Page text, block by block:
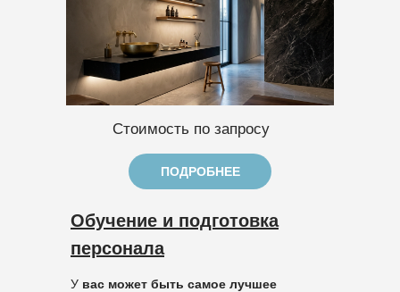
Стоимость по запросу
ПОДРОБНЕЕ
Обучение и подготовка
персонала
У вас может быть самое лучшее